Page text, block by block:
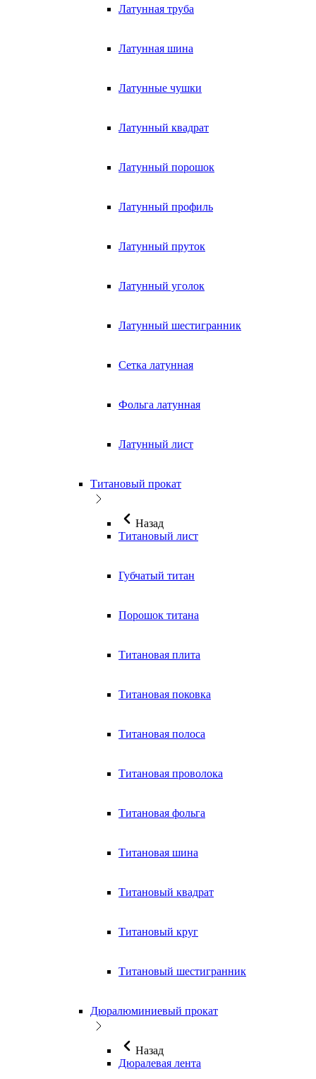
Латунная труба
Латунная шина
Латунные чушки
Латунный квадрат
Латунный порошок
Латунный профиль
Латунный пруток
Латунный уголок
Латунный шестигранник
Сетка латунная
Фольга латунная
Латунный лист
Титановый прокат
Назад
Титановый лист
Губчатый титан
Порошок титана
Титановая плита
Титановая поковка
Титановая полоса
Титановая проволока
Титановая фольга
Титановая шина
Титановый квадрат
Титановый круг
Титановый шестигранник
Дюралюминиевый прокат
Назад
Дюралевая лента